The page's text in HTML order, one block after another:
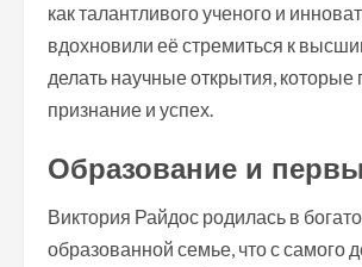
как талантливого ученого и
вдохновили её стремиться к
делать научные открытия, которые
признание и успех.
Образование и
Виктория Райдос родилась в
образованной семье, что с самого